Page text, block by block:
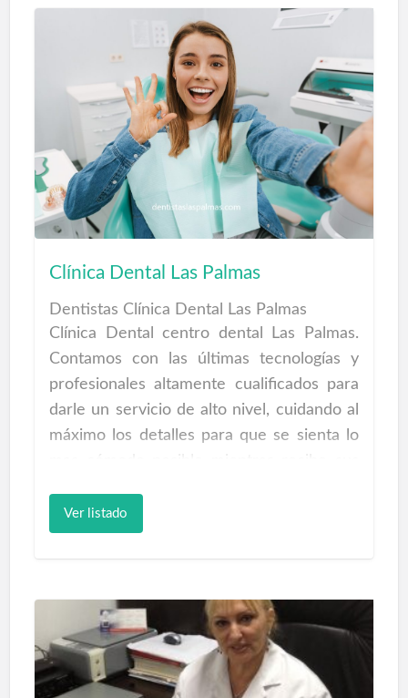
Clínica Dental Las Palmas
Dentistas Clínica Dental Las Palmas
Clínica Dental centro dental Las Palmas.
Contamos con las últimas tecnologías y
profesionales altamente cualificados para
darle un servicio de alto nivel, cuidando al
máximo los detalles para que se sienta lo
Dental tu sonrisa es lo más importante,
hoy en día es imprescindible tener en
perfecto estado nuestros dientes. Una
una imagen atractiva que ayuda a sonreír
con naturalidad además de darte
seguridad y calidad de vida, por lo que no
debes privarte ni renunciar a sonreír como
Ver listado